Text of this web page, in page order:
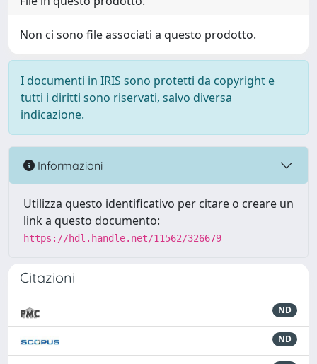
Non ci sono file associati a questo prodotto.
I documenti in IRIS sono protetti da copyright e
tutti i diritti sono riservati, salvo diversa
indicazione.
Informazioni
Utilizza questo identificativo per citare o creare un
link a questo documento:
https://hdl.handle.net/11562/326679
Citazioni
ND
ND